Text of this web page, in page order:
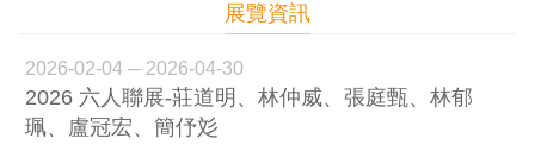
展覽資訊
2026-02-04 ─ 2026-04-30
2026 六人聯展-莊道明、林仲威、張庭甄、林郁
珮、盧冠宏、簡伃彣